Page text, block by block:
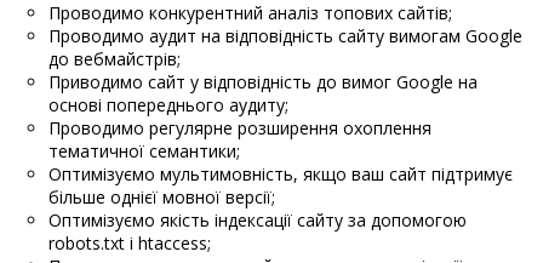
Проводимо конкурентний аналіз топових сайтів;
Проводимо аудит на відповідність сайту вимогам Google
до вебмайстрів;
Приводимо сайт у відповідність до вимог Google на
основі попереднього аудиту;
Проводимо регулярне розширення охоплення
тематичної семантики;
Оптимізуємо мультимовність, якщо ваш сайт підтримує
більше однієї мовної версії;
Оптимізуємо якість індексації сайту за допомогою
robots.txt і htaccess;